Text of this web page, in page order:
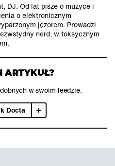
DJ. Od lat pisze o muzyce i
o elektronicznym
jęzorem. Prowadzi
nerd, w toksycznym
ARTYKUŁ?
w swoim feedzie.
Docta